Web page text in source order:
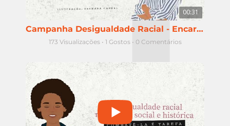
00:31
Campanha Desigualdade Racial - Encarceramento de mulheres negras
173 Visualizações • 1 Gostos • 0 Comentários